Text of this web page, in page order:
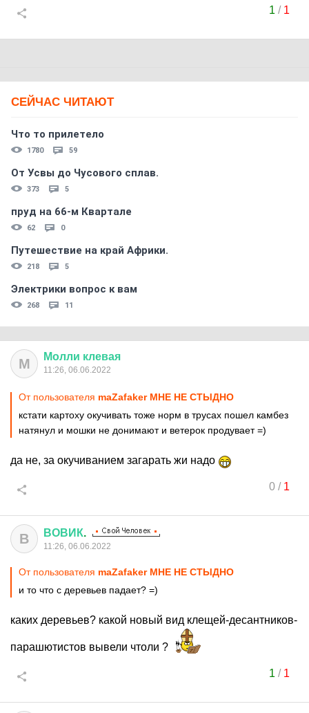
1 / 1
СЕЙЧАС ЧИТАЮТ
Что то прилетело
1780 59
От Усвы до Чусового сплав.
373 5
пруд на 66-м Квартале
62 0
Путешествие на край Африки.
218 5
Электрики вопрос к вам
268 11
М Молли клевая
11:26, 06.06.2022
От пользователя maZafaker МНЕ НЕ СТЫДНО
кстати картоху окучивать тоже норм в трусах пошел камбез
натянул и мошки не донимают и ветерок продувает =)
да не, за окучиванием загарать жи надо
0/ 1
В ВОВИК.
11:26, 06.06.2022
От пользователя maZafaker МНЕ НЕ СТЫДНО
и то что с деревьев падает? =)
каких деревьев? какой новый вид клещей-десантников-
парашютистов вывели чтоли ?
1 / 1